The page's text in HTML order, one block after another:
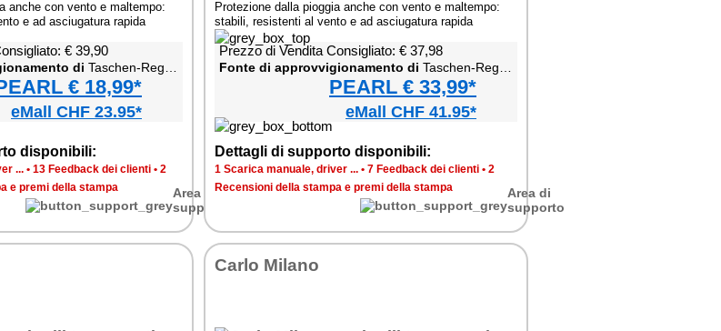
anche con vento e maltempo:
e ad asciugatura rapida
€ 39,90
di Taschen-Regenschirm mit Teflon®-Beschichtung
€ 18,99*
eMall CHF 23.95*
disponibili:
... • 13 Feedback dei clienti • 2
e premi della stampa
Area di
supporto
Protezione dalla pioggia anche con vento e maltempo:
stabili, resistenti al vento e ad asciugatura rapida
Prezzo di Vendita Consigliato: € 37,98
Fonte di approvvigionamento di Taschen-Regenschirm mit Teflon®-Beschichtung
PEARL € 33,99*
eMall CHF 41.95*
Dettagli di supporto disponibili:
1 Scarica manuale, driver ... • 7 Feedback dei clienti • 2
Recensioni della stampa e premi della stampa
Area di
supporto
Carlo Milano